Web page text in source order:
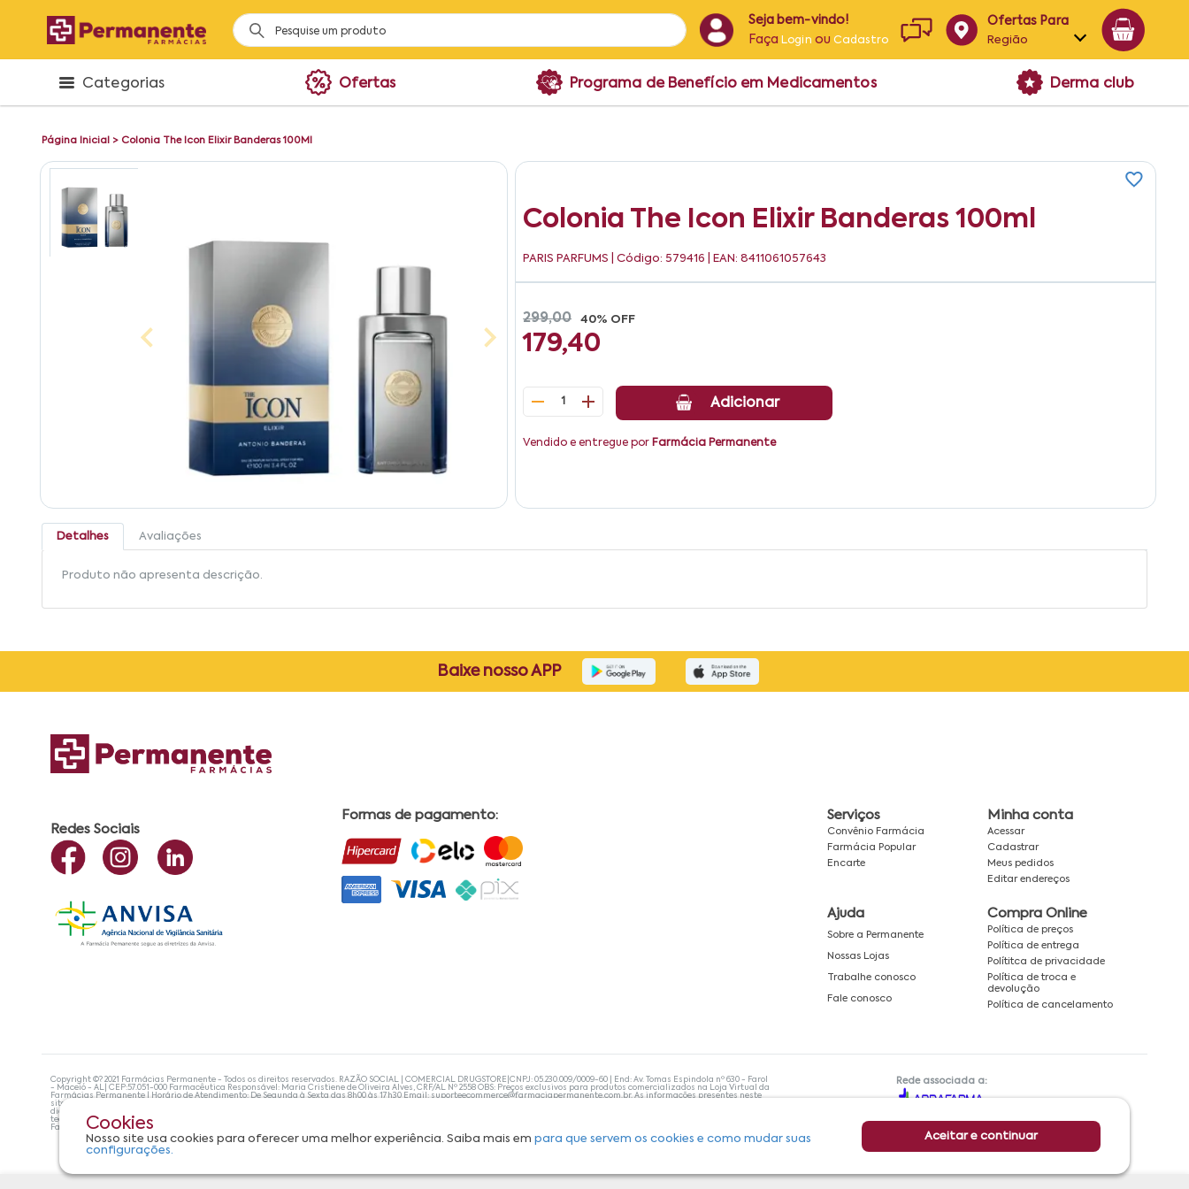
Seja bem-vindo!
Faça Login ouCadastro
Ofertas Para
Região
Alagoas
Categorias Ofertas Programa de Benefício em Medicamentos Derma club
Página Inicial > Colonia The Icon Elixir Banderas 100Ml
Colonia The Icon Elixir Banderas 100ml
PARIS PARFUMS | Código: 579416 | EAN: 8411061057643
299,00 40% OFF
179,40
1 Adicionar
Vendido e entregue por Farmácia Permanente
Detalhes Avaliações
Produto não apresenta descrição.
Cookies
Nosso site usa cookies para oferecer uma melhor experiência. Saiba mais empara que servem os cookies e como mudar suas
configurações.
Aceitar e continuar
Baixe nosso APP
Redes Sociais
Formas de pagamento: Serviços
Convênio Farmácia
Farmácia Popular
Encarte
Minha conta
Acessar
Cadastrar
Meus pedidos
Editar endereços
Ajuda
Sobre a Permanente
Nossas Lojas
Trabalhe conosco
Fale conosco
Compra Online
Política de preços
Política de entrega
Polítitca de privacidade
Política de troca e
devolução
Política de cancelamento
Copyright ©? 2021 Farmácias Permanente - Todos os direitos reservados. RAZÃO SOCIAL | COMERCIAL DRUGSTORE|CNPJ: 05.230.009/0009-60 | End: Av. Tomas Espindola nº 630 - Farol
- Maceió - AL| CEP:57.051-000 Farmacêutica Responsável: Maria Cristiene de Oliveira Alves, CRF/AL Nº 2558 OBS: Preços exclusivos para produtos comercializados na Loja Virtual da
Farmácias Permanente | Horário de Atendimento: De Segunda à Sexta das 8h00 às 17h30 Email: suporteecommerce@farmaciapermanente.com.br. As informações presentes neste
site não devem ser utilizadas para automedicação e, de forma alguma, substituem as orientações de um profissional da área médica. Apenas o médico está capacitado para
diagnosticar problemas de saúde e prescrever o tratamento adequado. Se os sintomas persistirem, um médico deve ser consultado. A Farmácia Permanente trabalha com as
tecnologias mais avançadas de proteção de dados, para que você possa realizar suas compras com tranquilidade. A privacidade e a segurança dos clientes são compromissos da
Farmácias Permanente. Todos os pedidos efetuados estão sujeitos à confirmação da disponibilidade de produto em nosso estoque.
Rede associada a: